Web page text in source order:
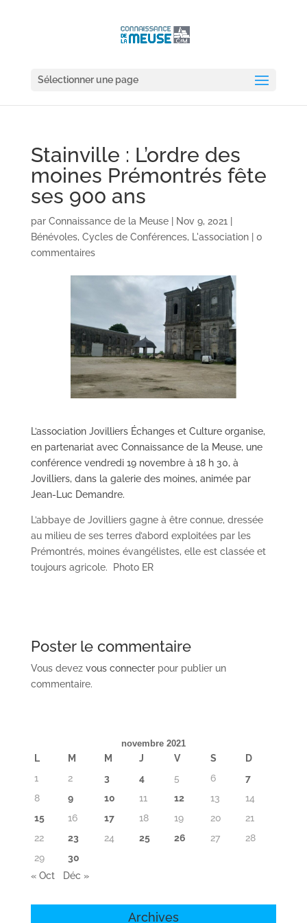
Sélectionner une page
Stainville : L’ordre des
moines Prémontrés fête
ses 900 ans
par Connaissance de la Meuse| Nov 9, 2021
Bénévoles, Cycles de Conférences, L'association| 0
commentaires
L’association Jovilliers Échanges et Culture organise,
en partenariat avec Connaissance de la Meuse, une
conférence vendredi 19 novembre à 18 h 30, à
Jovilliers, dans la galerie des moines, animée par
Jean-Luc Demandre.
L’abbaye de Jovilliers gagne à être connue, dressée
au milieu de ses terres d’abord exploitées par les
Prémontrés, moines évangélistes, elle est classée et
toujours agricole. Photo ER
Poster le commentaire
Vous devez vous connecterpour publier un
commentaire.
novembre 2021
L M M J V S
D
1
2 3 4 5 6
7
8
9 10 11 12 13
14
15
16 17 18 19 20
21
22
23 24 25 26 27
28
29
30
« Oct
Déc »
Archives